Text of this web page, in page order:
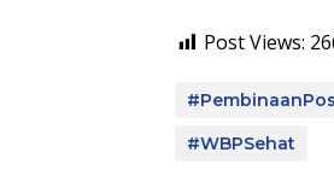
Post Views:
#WBPSehat